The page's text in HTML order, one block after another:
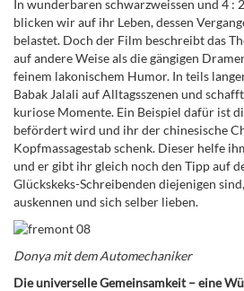
In wunderbaren schwarzweissen und 4 :
blicken wir auf ihr Leben, dessen
belastet. Doch der Film beschreibt das
auf andere Weise als die gängigen
feinem lakonischem Humor. In teils
Babak Jalali auf Alltagsszenen und
kuriose Momente. Ein Beispiel dafür ist
befördert wird und ihr der chinesische
Kopfmassagestab schenk. Dieser helfe
und er gibt ihr gleich noch den Tipp auf
Glückskeks-Schreibenden diejenigen
auskennen und sich selber lieben.
Donya mit dem Automechaniker
Die universelle Gemeinsamkeit – eine